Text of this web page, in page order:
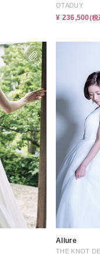
OTADUY
¥ 236,500(税
Allure
THE KNOT